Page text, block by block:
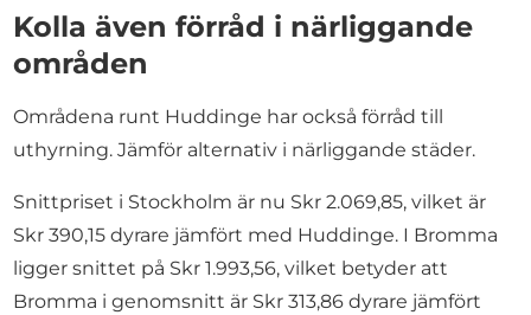
Kolla även förråd i närliggande
områden
Områdena runt Huddinge har också förråd till
uthyrning. Jämför alternativ i närliggande städer.
Snittpriset i Stockholm är nu Skr 2.069,85, vilket är
Skr 390,15 dyrare jämfört med Huddinge. I Bromma
ligger snittet på Skr 1.993,56, vilket betyder att
Bromma i genomsnitt är Skr 313,86 dyrare jämfört